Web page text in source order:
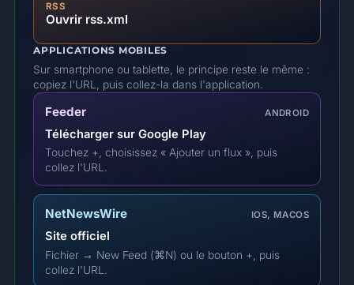
RSS
Ouvrir rss.xml
APPLICATIONS MOBILES
Sur smartphone ou tablette, le principe reste le même :
copiez l'URL, puis collez-la dans l'application.
Feeder ANDROID
Télécharger sur Google Play
Touchez +, choisissez « Ajouter un flux », puis
collez l'URL.
NetNewsWire IOS, MACOS
Site officiel
Fichier → New Feed (⌘N) ou le bouton +, puis
collez l'URL.